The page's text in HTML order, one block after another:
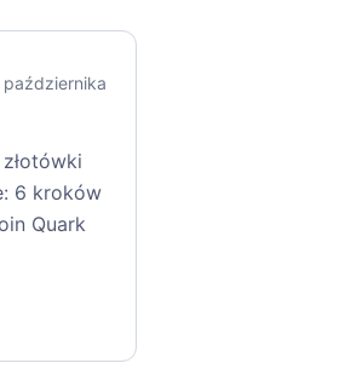
października
6 kroków
Quark